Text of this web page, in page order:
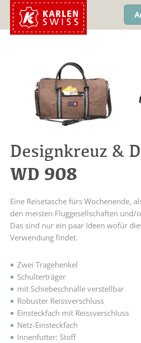
Designkreuz &
WD 908
Eine Reisetasche fürs Wochenende,
den meisten Fluggesellschaften und/
Das sind nur ein paar Ideen wofür
Verwendung findet.
Zwei Tragehenkel
Schulterträger
mit Schiebeschnalle verstellbar
Robuster Reissverschluss
Einsteckfach mit Reissverschluss
Netz-Einsteckfach
Innenfutter: Stoff